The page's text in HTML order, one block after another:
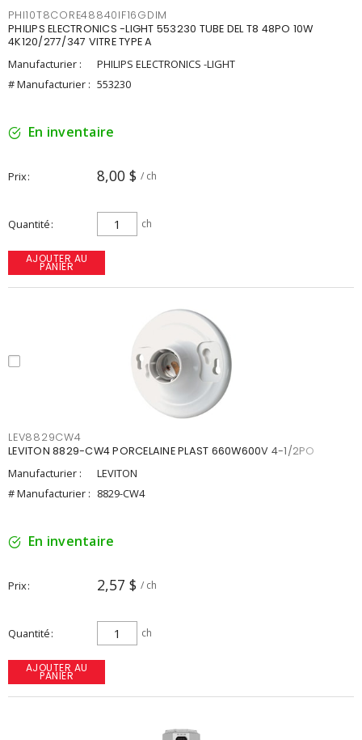
PHI10T8CORE48840IF16GDIM
PHILIPS ELECTRONICS -LIGHT 553230 TUBE DEL T8 48PO 10W
4K120/277/347 VITRE TYPE A
Manufacturier :
PHILIPS ELECTRONICS -LIGHT
# Manufacturier : 553230
En inventaire
Prix 8,00 $ / ch
Quantité ch
AJOUTER AU
PANIER
LEV8829CW4
LEVITON 8829-CW4 PORCELAINE PLAST 660W600V 4-1/2PO
Manufacturier :
LEVITON
# Manufacturier : 8829-CW4
En inventaire
Prix 2,57 $ / ch
Quantité ch
AJOUTER AU
PANIER